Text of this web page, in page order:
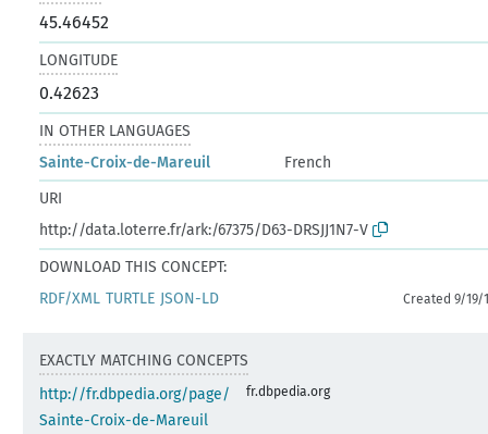
45.46452
LONGITUDE
0.42623
IN OTHER LANGUAGES
Sainte-Croix-de-Mareuil
French
URI
http://data.loterre.fr/ark:/67375/D63-DRSJJ1N7-V
DOWNLOAD THIS CONCEPT:
RDF/XML TURTLE JSON-LD Created 9/19/
EXACTLY MATCHING CONCEPTS
http://fr.dbpedia.org/page/
Sainte-Croix-de-Mareuil
fr.dbpedia.org